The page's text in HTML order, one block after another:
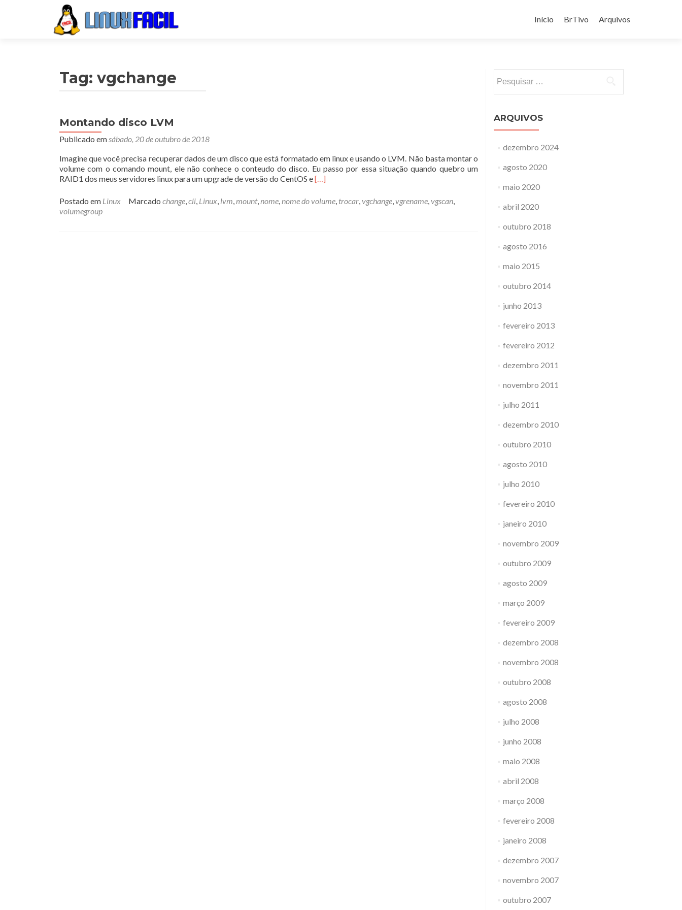
para
Início BrTivo Arquivos
Tag: vgchange
Montando disco LVM
Publicado emsábado, 20 de outubro de 2018
Imagine que você precisa recuperar dados de um disco que está formatado em linux e usando o LVM. Não basta montar o
volume com o comando mount, ele não conhece o conteudo do disco. Eu passo por essa situação quando quebro um
RAID1 dos meus servidores linux para um upgrade de versão do CentOS eLeia
sobreMontando
[…]
Postado em Linux Marcado change,cli, Linux, lvm,mount,nome,nome do volume, trocar,vgchange,vgrename,vgscan,
volumegroup
por:
ARQUIVOS
dezembro 2024
agosto 2020
maio 2020
abril 2020
outubro 2018
agosto 2016
maio 2015
outubro 2014
junho 2013
fevereiro 2013
fevereiro 2012
dezembro 2011
novembro 2011
julho 2011
dezembro 2010
outubro 2010
agosto 2010
julho 2010
fevereiro 2010
janeiro 2010
novembro 2009
outubro 2009
agosto 2009
março 2009
fevereiro 2009
dezembro 2008
novembro 2008
outubro 2008
agosto 2008
julho 2008
junho 2008
maio 2008
abril 2008
março 2008
fevereiro 2008
janeiro 2008
dezembro 2007
novembro 2007
outubro 2007